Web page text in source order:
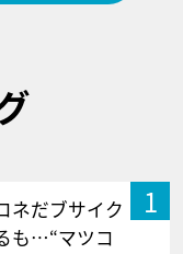
1
ネだブサイク
も…“マツコ